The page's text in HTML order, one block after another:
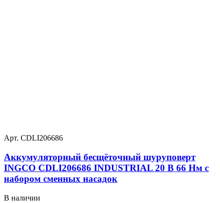
Арт. CDLI206686
Аккумуляторный бесщёточный шуруповерт
INGCO CDLI206686 INDUSTRIAL 20 В 66 Нм с
набором сменных насадок
В наличии